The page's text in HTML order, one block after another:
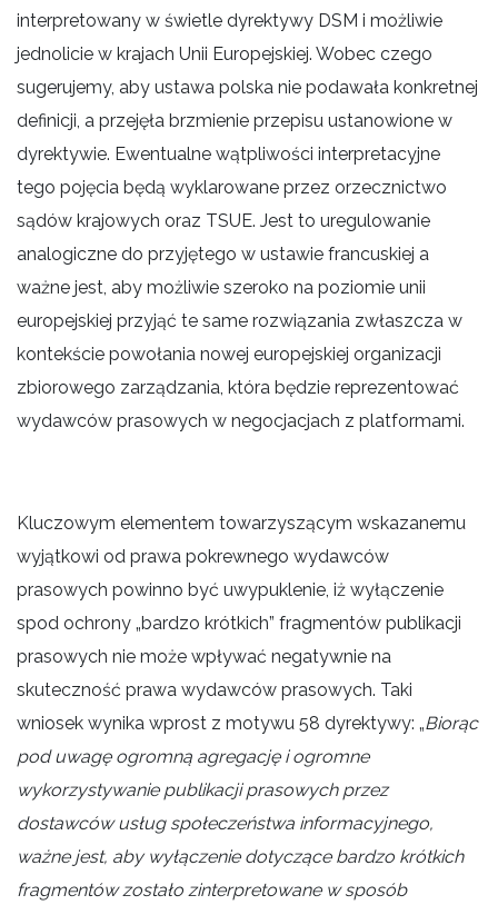
interpretowany w świetle dyrektywy DSM i możliwie
jednolicie w krajach Unii Europejskiej. Wobec czego
sugerujemy, aby ustawa polska nie podawała konkretnej
definicji, a przejęła brzmienie przepisu ustanowione w
dyrektywie. Ewentualne wątpliwości interpretacyjne
tego pojęcia będą wyklarowane przez orzecznictwo
sądów krajowych oraz TSUE. Jest to uregulowanie
analogiczne do przyjętego w ustawie francuskiej a
ważne jest, aby możliwie szeroko na poziomie unii
europejskiej przyjąć te same rozwiązania zwłaszcza w
kontekście powołania nowej europejskiej organizacji
zbiorowego zarządzania, która będzie reprezentować
wydawców prasowych w negocjacjach z platformami.
Kluczowym elementem towarzyszącym wskazanemu
wyjątkowi od prawa pokrewnego wydawców
prasowych powinno być uwypuklenie, iż wyłączenie
spod ochrony „bardzo krótkich” fragmentów publikacji
prasowych nie może wpływać negatywnie na
skuteczność prawa wydawców prasowych. Taki
wniosek wynika wprost z motywu 58 dyrektywy: „Biorąc
pod uwagę ogromną agregację i ogromne
wykorzystywanie publikacji prasowych przez
dostawców usług społeczeństwa informacyjnego,
ważne jest, aby wyłączenie dotyczące bardzo krótkich
fragmentów zostało zinterpretowane w sposób